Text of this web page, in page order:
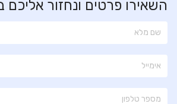
השאירו פרטים ונחזור